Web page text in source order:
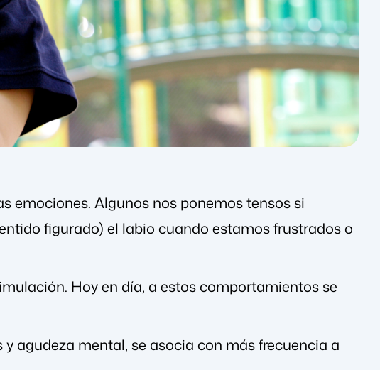
emociones. Algunos nos ponemos tensos si
figurado) el labio cuando estamos frustrados o
Hoy en día, a estos comportamientos se
agudeza mental, se asocia con más frecuencia a